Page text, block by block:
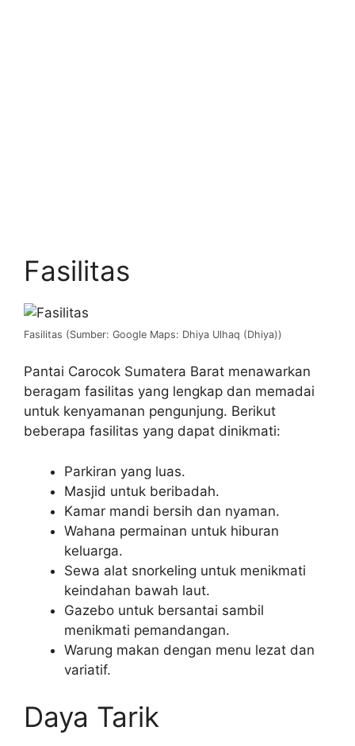
Fasilitas
Fasilitas (Sumber: Google Maps: Dhiya Ulhaq (Dhiya))
Pantai Carocok Sumatera Barat menawarkan
beragam fasilitas yang lengkap dan memadai
untuk kenyamanan pengunjung. Berikut
beberapa fasilitas yang dapat dinikmati:
Parkiran yang luas.
Masjid untuk beribadah.
Kamar mandi bersih dan nyaman.
Wahana permainan untuk hiburan
keluarga.
Sewa alat snorkeling untuk menikmati
keindahan bawah laut.
Gazebo untuk bersantai sambil
menikmati pemandangan.
Warung makan dengan menu lezat dan
variatif.
Daya Tarik